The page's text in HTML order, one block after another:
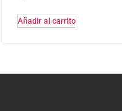
Añadir al carrito